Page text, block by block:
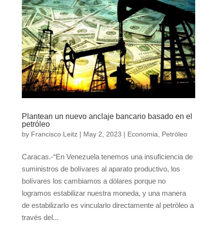
Plantean un nuevo anclaje bancario basado en el
petróleo
by Francisco Leitz| May 2, 2023 | Economia Petróleo
Caracas.-“En Venezuela tenemos una insuficiencia de
suministros de bolívares al aparato productivo, los
bolívares los cambiamos a dólares porque no
logramos estabilizar nuestra moneda, y una manera
de estabilizarlo es vincularlo directamente al petróleo a
través del...